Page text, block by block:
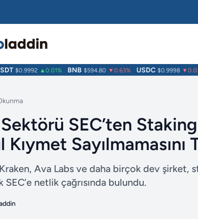
$0.9992 ▲0.01% BNB $594.80 ▼0.63% USDC $0.9998 ▼0.01%
SEC’ten
Kıymet Sayılmamasını
Ava Labs ve daha birçok dev şirket,
netlik çağrısında bulundu.